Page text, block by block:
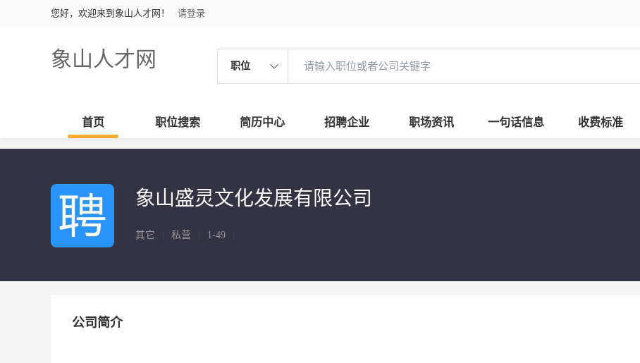
您好，欢迎来到象山人才网！ 请登录
象山人才网 职位
首页 职位搜索 简历中心 招聘企业 职场资讯 一句话信息 收费标准
象山盛灵文化发展有限公司
其它 私营 1-49
公司简介